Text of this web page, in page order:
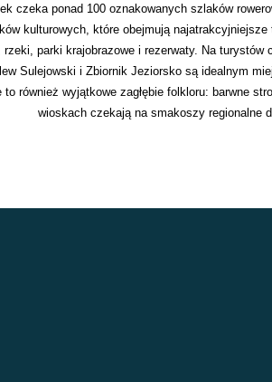
czeka ponad 100 oznakowanych szlaków
kulturowych, które obejmują
parki krajobrazowe i rezerwaty. Na
Sulejowski i Zbiornik Jeziorsko są idealnym
również wyjątkowe zagłębie folkloru: barwne
wioskach czekają na smakoszy regionalne